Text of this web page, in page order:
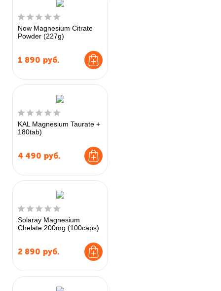
Now Magnesium Citrate
Powder (227g)
1 890 руб.
KAL Magnesium Taurate +
180tab)
4 490 руб.
Solaray Magnesium
Chelate 200mg (100caps)
2 890 руб.